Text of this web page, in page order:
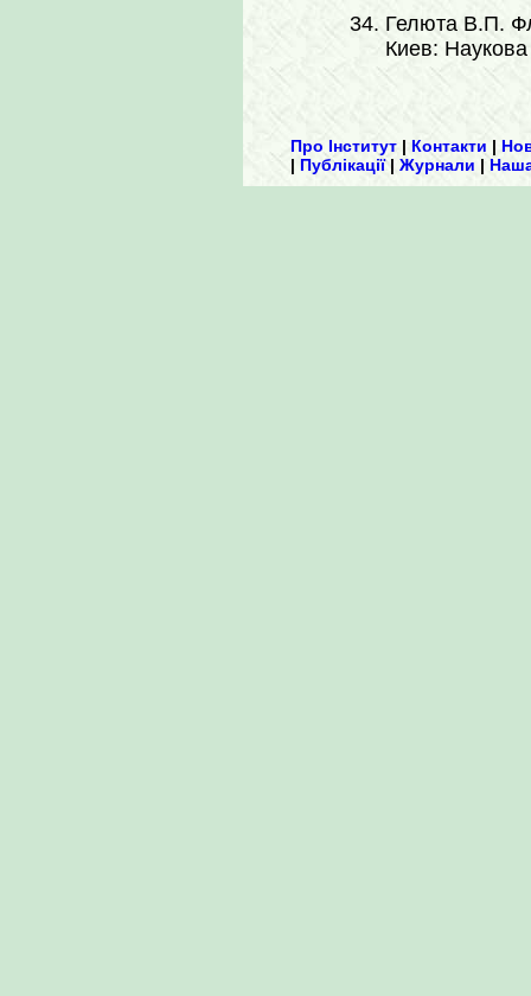
Гелюта В.П.
Киев:
Про Інститут | Контакти |
| Публікації| Журнали |